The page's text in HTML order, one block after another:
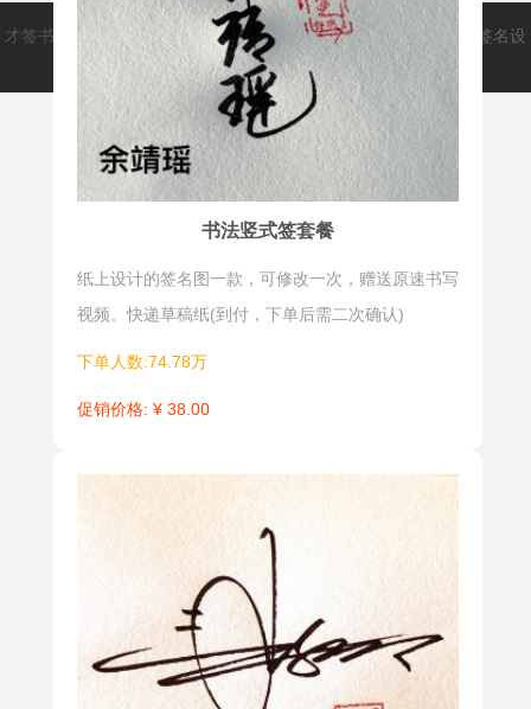
书法竖式签套餐
纸上设计的签名图一款，可修改一次，赠送原速书写
视频。快递草稿纸(到付，下单后需二次确认)
下单人数:74.78万
促销价格: ¥ 38.00
才签书画类文创平台(caiqm.cn) 爱手写(aishouxie.cn)
致力于打造签名设
计师和用户之间的桥梁，解决大家的签名问题。